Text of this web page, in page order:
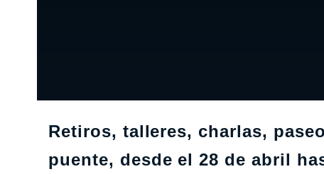
Retiros, talleres, charlas,
puente, desde el 28 de abril